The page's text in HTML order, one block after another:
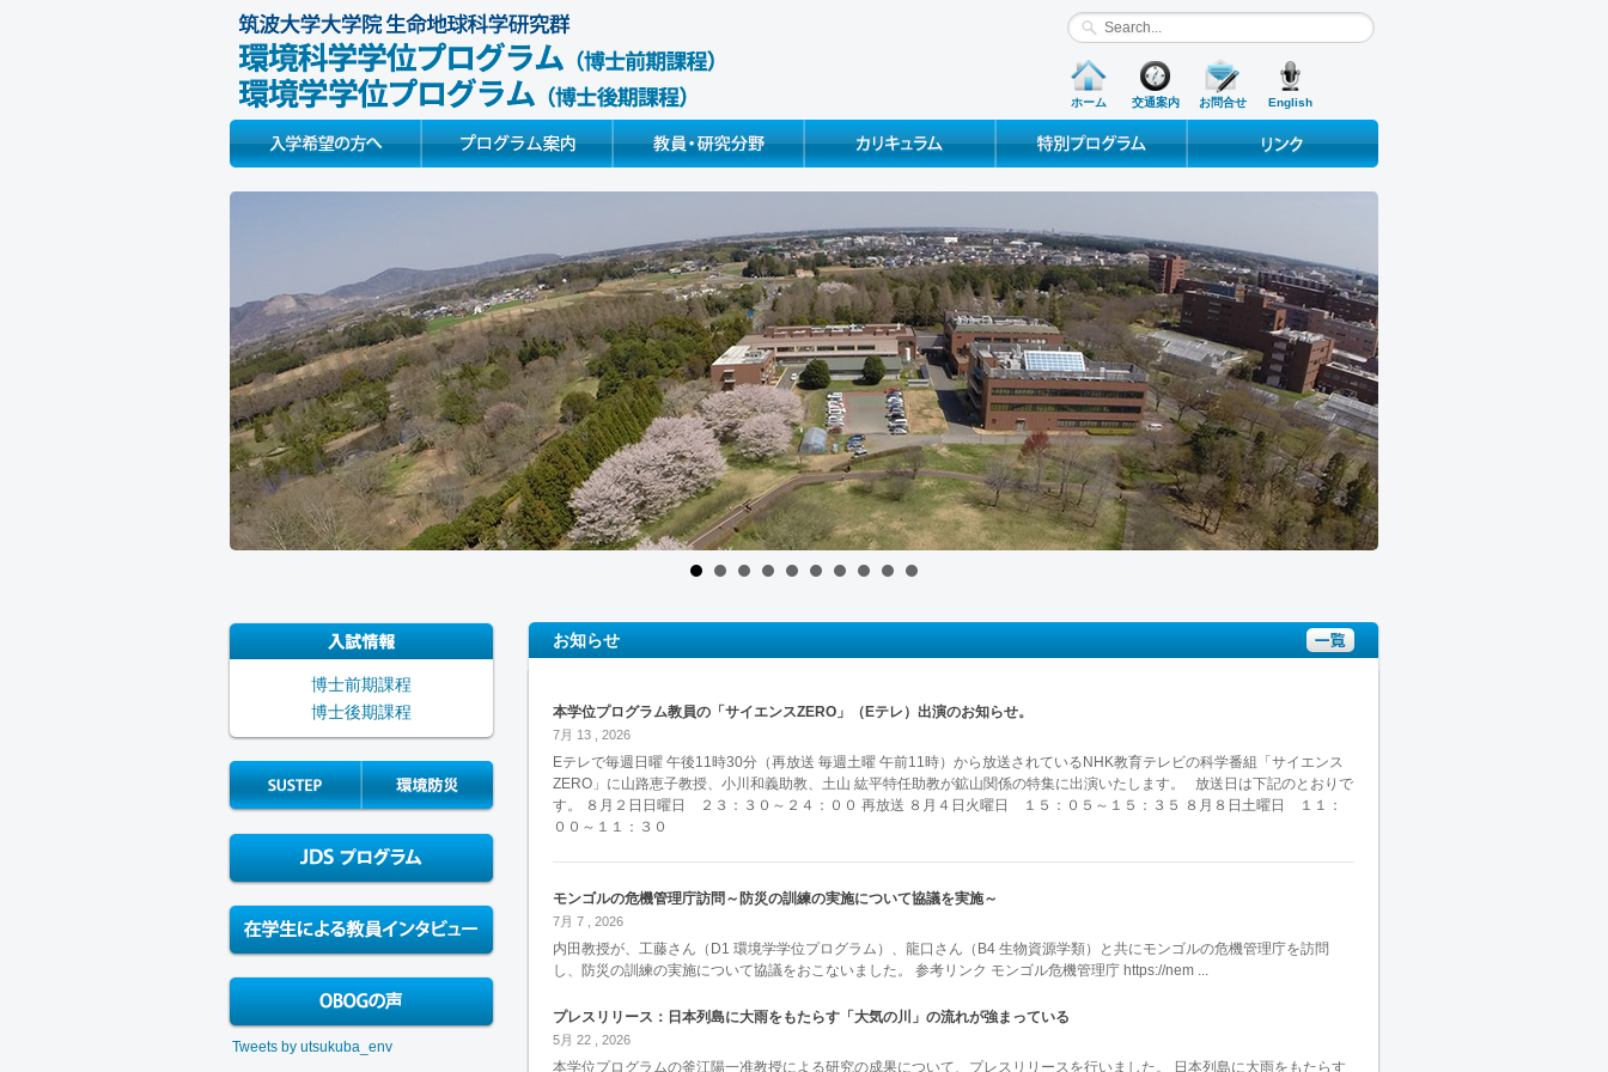
ホーム 交通案内 お問合せ English
Prospective Students About Faculty & Research Curriculum & Syllabus Special Programs Useful Links
博士前期課程
博士後期課程
SUSTEP EDIP
JDS Program
在学生による教員インタビュー
OBOGの声
Tweets by utsukuba_env
お知らせ
List
本学位プログラム教員の「サイエンスZERO」（Eテレ）出演のお知らせ。
7月 13 , 2026
Eテレで毎週日曜 午後11時30分（再放送 毎週土曜 午前11時）から放送されているNHK教育テレビの科学番組「サイエンス
ZERO」に山路恵子教授、小川和義助教、土山 紘平特任助教が鉱山関係の特集に出演いたします。 放送日は下記のとおりで
す。 ８月２日日曜日 ２３：３０～２４：００ 再放送 ８月４日火曜日 １５：０５～１５：３５ ８月８日土曜日 １１：
００～１１：３０
モンゴルの危機管理庁訪問～防災の訓練の実施について協議を実施～
7月 7 , 2026
内田教授が、工藤さん（D1 環境学学位プログラム）、龍口さん（B4 生物資源学類）と共にモンゴルの危機管理庁を訪問
し、防災の訓練の実施について協議をおこないました。 参考リンク モンゴル危機管理庁 https://nem ...
プレスリリース：日本列島に大雨をもたらす「大気の川」の流れが強まっている
5月 22 , 2026
本学位プログラムの釜江陽一准教授による研究の成果について、プレスリリースを行いました。 日本列島に大雨をもたらす